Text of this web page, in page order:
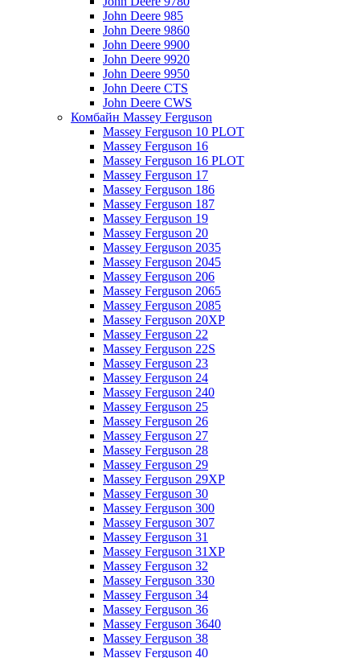
John Deere 985
John Deere 9860
John Deere 9900
John Deere 9920
John Deere 9950
John Deere CTS
John Deere CWS
Комбайн Massey Ferguson
Massey Ferguson 10 PLOT
Massey Ferguson 16
Massey Ferguson 16 PLOT
Massey Ferguson 17
Massey Ferguson 186
Massey Ferguson 187
Massey Ferguson 19
Massey Ferguson 20
Massey Ferguson 2035
Massey Ferguson 2045
Massey Ferguson 206
Massey Ferguson 2065
Massey Ferguson 2085
Massey Ferguson 20XP
Massey Ferguson 22
Massey Ferguson 22S
Massey Ferguson 23
Massey Ferguson 24
Massey Ferguson 240
Massey Ferguson 25
Massey Ferguson 26
Massey Ferguson 27
Massey Ferguson 28
Massey Ferguson 29
Massey Ferguson 29XP
Massey Ferguson 30
Massey Ferguson 300
Massey Ferguson 307
Massey Ferguson 31
Massey Ferguson 31XP
Massey Ferguson 32
Massey Ferguson 330
Massey Ferguson 34
Massey Ferguson 36
Massey Ferguson 3640
Massey Ferguson 38
Massey Ferguson 40